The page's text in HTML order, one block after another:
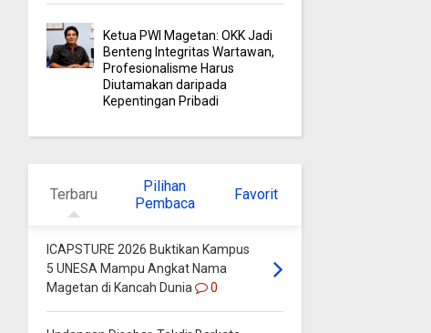
Ketua PWI Magetan: OKK Jadi
Benteng Integritas Wartawan,
Profesionalisme Harus
Diutamakan daripada
Kepentingan Pribadi
Terbaru
Pilihan
Pembaca
Favorit
ICAPSTURE 2026 Buktikan Kampus
5 UNESA Mampu Angkat Nama
Magetan di Kancah Dunia
0